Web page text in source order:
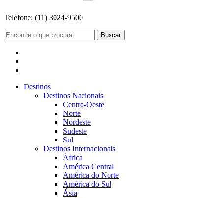
Telefone: (11) 3024-9500
Buscar
Destinos
Destinos Nacionais
Centro-Oeste
Norte
Nordeste
Sudeste
Sul
Destinos Internacionais
África
América Central
América do Norte
América do Sul
Ásia